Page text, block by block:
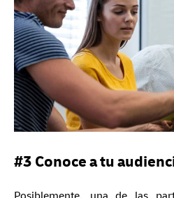
#3 Conoce a tu